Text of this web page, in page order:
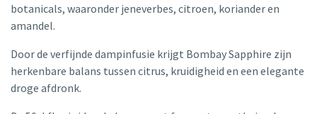
botanicals, waaronder jeneverbes, citroen, koriander en
amandel.
Door de verfijnde dampinfusie krijgt Bombay Sapphire zijn
herkenbare balans tussen citrus, kruidigheid en een elegante
droge afdronk.